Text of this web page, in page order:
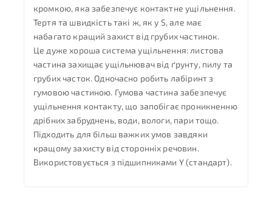
кромкою, яка забезпечує контактне ущільнення.
Тертя та швидкість такі ж, як у S, але має
набагато кращий захист від грубих частинок.
Це дуже хороша система ущільнення: листова
частина захищає ущільнювач від ґрунту, пилу та
грубих часток. Одночасно робить лабіринт з
гумовою частиною. Гумова частина забезпечує
ущільнення контакту, що запобігає проникненню
дрібних забруднень, води, вологи, пари тощо.
Підходить для більш важких умов завдяки
кращому захисту від сторонніх речовин.
Використовується з підшипниками Y (стандарт).